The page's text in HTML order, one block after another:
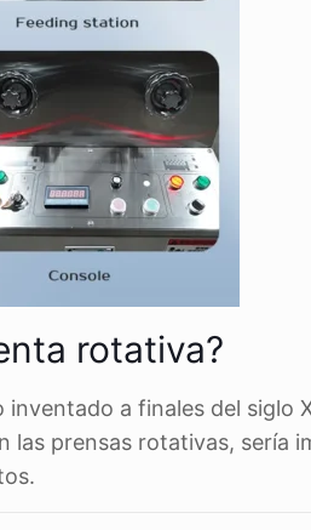
rotativa?
a finales del siglo
prensas rotativas, sería